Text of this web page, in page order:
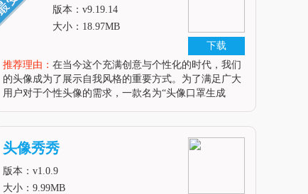
下载
版本：v9.19.14
大小：18.97MB
推荐理由： 在当今这个充满创意与个性化的时代，我们
的头像成为了展示自我风格的重要方式。为了满足广大
用户对于个性头像的需求，一款名为“头像口罩生成
头像秀秀
版本：v1.0.9
大小：9.99MB